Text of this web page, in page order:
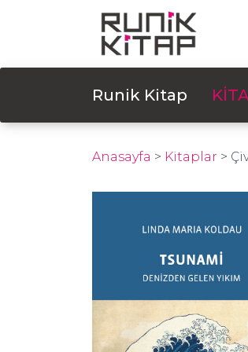
Runik Kitap
Anasayfa > Kitaplar >